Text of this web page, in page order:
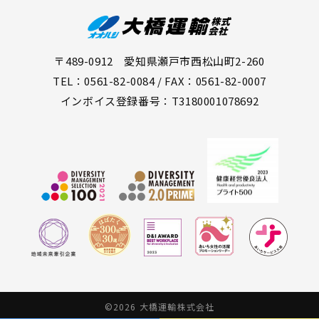
〒489-0912 愛知県瀬戸市西松山町2-260
TEL：0561-82-0084 / FAX：0561-82-0007
インボイス登録番号：T3180001078692
©2026 大橋運輸株式会社